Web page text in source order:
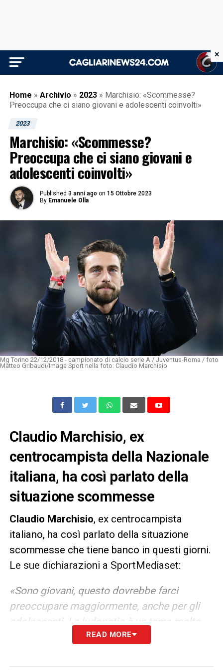
Home » Archivio » 2023 » Marchisio: «Scommesse?
Preoccupa che ci siano giovani e adolescenti coinvolti»
2023
Marchisio: «Scommesse?
Preoccupa che ci siano giovani e
adolescenti coinvolti»
Published 3 anni ago on 15 Ottobre 2023
By Emanuele Olla
Mg Torino 22/12/2018 - campionato di calcio serie A / Juventus-Roma / foto
Matteo Gribaudi/Image Sport nella foto: Claudio Marchisio
Claudio Marchisio, ex
centrocampista della Nazionale
italiana, ha così parlato della
situazione scommesse
Claudio Marchisio, ex centrocampista
italiano, ha così parlato della situazione
scommesse che tiene banco in questi giorni.
Le sue dichiarazioni a SportMediaset:
«Sono giovani, questo dovrebbe farci
preoccupare maggiormente, anche per gli
adolescenti. La ludopatia è un tema molto
importante, possono esserci problemi di
READ MORE
×